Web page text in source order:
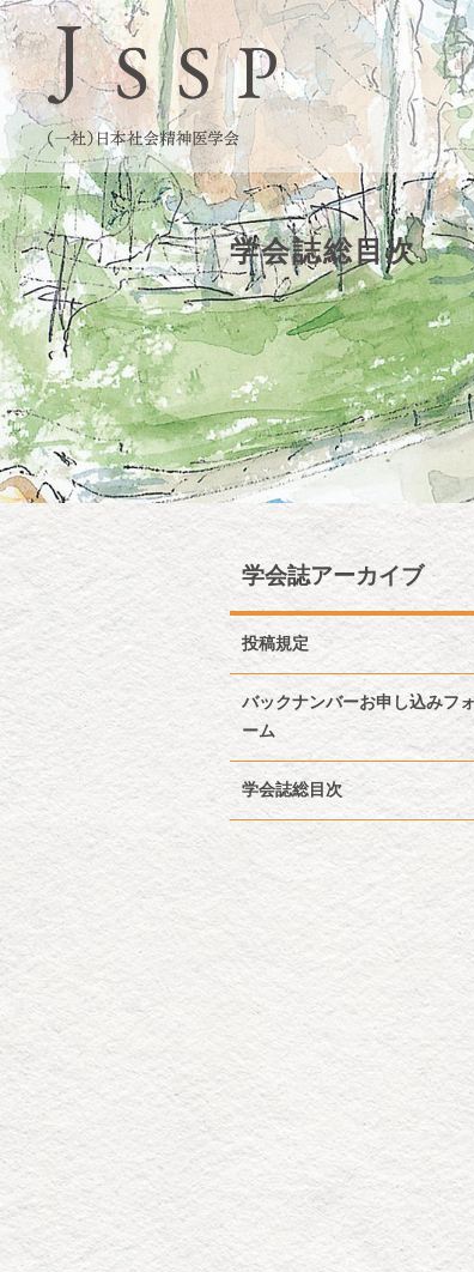
学会誌総目次
学会誌アーカイブ
投稿規定
バックナンバーお申し込みフォ
ーム
学会誌総目次